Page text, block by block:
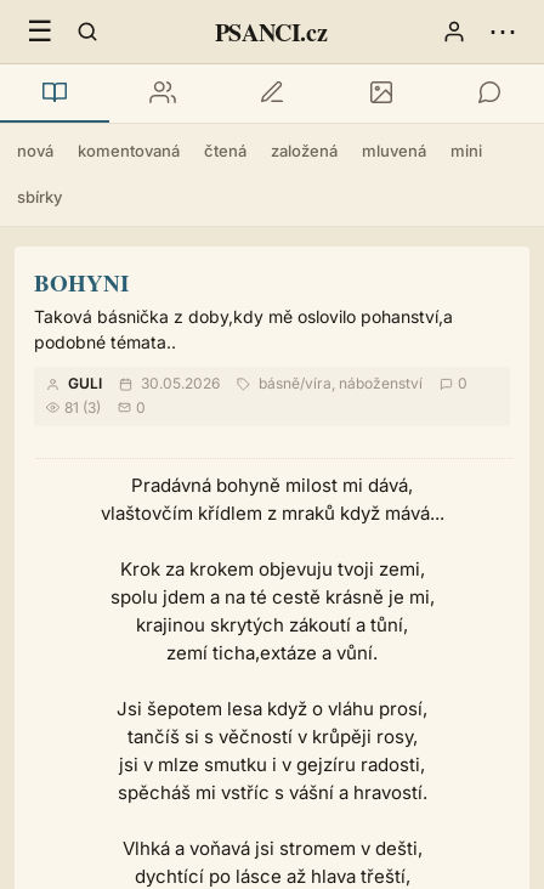
☰ PSANCI.cz ⋯
nová komentovaná čtená založená mluvená mini
sbírky
BOHYNI
Taková básnička z doby,kdy mě oslovilo pohanství,a
podobné témata..
GULI 30.05.2026 básně/víra, náboženství
0
81 (3)
0
Pradávná bohyně milost mi dává,
vlaštovčím křídlem z mraků když mává...
Krok za krokem objevuju tvoji zemi,
spolu jdem a na té cestě krásně je mi,
krajinou skrytých zákoutí a tůní,
zemí ticha,extáze a vůní.
Jsi šepotem lesa když o vláhu prosí,
tančíš si s věčností v krůpěji rosy,
jsi v mlze smutku i v gejzíru radosti,
spěcháš mi vstříc s vášní a hravostí.
Vlhká a voňavá jsi stromem v dešti,
dychtící po lásce až hlava třeští,